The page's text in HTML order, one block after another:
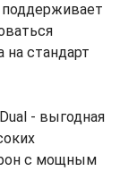
поддерживает
на стандарт
- выгодная
с мощным